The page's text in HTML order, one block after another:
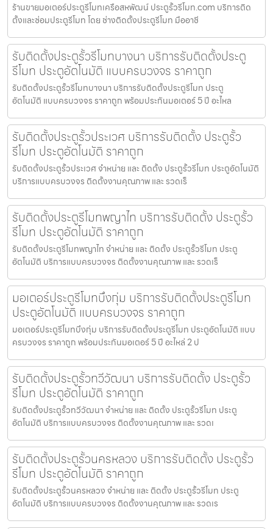
ร้านขายมอเตอร์ประตูรีโมทเครือสหพัฒน์ ประตูรั้วรีโมท.com บริการติด
ตั้งและซ่อมประตูรีโมท โดย ช่างติดตั้งประตูรีโมท มืออาชี
รับติดตั้งประตูรั้วรีโมทบางนา บริการรับติดตั้งประตู
รีโมท ประตูอัตโนมัติ แบบครบวงจร ราคาถูก
รับติดตั้งประตูรั้วรีโมทบางนา บริการรับติดตั้งประตูรีโมท ประตู
อัตโนมัติ แบบครบวงจร ราคาถูก พร้อมประกันมอเตอร์ 5 ปี อะไหล
รับติดตั้งประตูรั้วประเวศ บริการรับติดตั้ง ประตูรั้ว
รีโมท ประตูอัตโนมัติ ราคาถูก
รับติดตั้งประตูรั้วประเวศ จำหน่าย และ ติดตั้ง ประตูรั้วรีโมท ประตูอัตโนมัติ
บริการแบบครบวงจร ติดตั้งงานคุณภาพ และ รวดเร็
รับติดตั้งประตูรีโมทพญาไท บริการรับติดตั้ง ประตูรั้ว
รีโมท ประตูอัตโนมัติ ราคาถูก
รับติดตั้งประตูรีโมทพญาไท จำหน่าย และ ติดตั้ง ประตูรั้วรีโมท ประตู
อัตโนมัติ บริการแบบครบวงจร ติดตั้งงานคุณภาพ และ รวดเร็
มอเตอร์ประตูรีโมทบึงกุ่ม บริการรับติดตั้งประตูรีโมท
ประตูอัตโนมัติ แบบครบวงจร ราคาถูก
มอเตอร์ประตูรีโมทบึงกุ่ม บริการรับติดตั้งประตูรีโมท ประตูอัตโนมัติ แบบ
ครบวงจร ราคาถูก พร้อมประกันมอเตอร์ 5 ปี อะไหล่ 2 ป
รับติดตั้งประตูรั้วทวีวัฒนา บริการรับติดตั้ง ประตูรั้ว
รีโมท ประตูอัตโนมัติ ราคาถูก
รับติดตั้งประตูรั้วทวีวัฒนา จำหน่าย และ ติดตั้ง ประตูรั้วรีโมท ประตู
อัตโนมัติ บริการแบบครบวงจร ติดตั้งงานคุณภาพ และ รวดเ
รับติดตั้งประตูรั้วนครหลวง บริการรับติดตั้ง ประตูรั้ว
รีโมท ประตูอัตโนมัติ ราคาถูก
รับติดตั้งประตูรั้วนครหลวง จำหน่าย และ ติดตั้ง ประตูรั้วรีโมท ประตู
อัตโนมัติ บริการแบบครบวงจร ติดตั้งงานคุณภาพ และ รวดเร